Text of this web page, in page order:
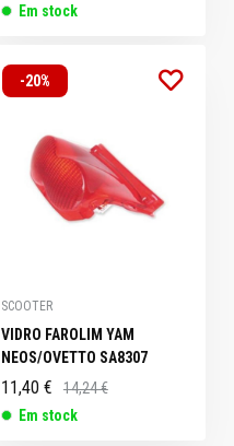
Em stock
-20%
SCOOTER
VIDRO FAROLIM YAM
NEOS/OVETTO SA8307
11,40 €
14,24 €
Em stock